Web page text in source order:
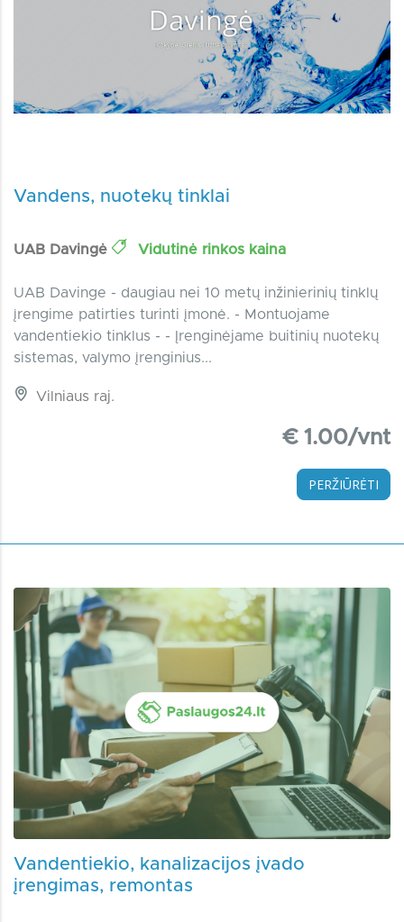
Vandens, nuotekų tinklai
UAB Davingė Vidutinė rinkos kaina
UAB Davinge - daugiau nei 10 metų inžinierinių tinklų
įrengime patirties turinti įmonė. - Montuojame
vandentiekio tinklus - - Įrenginėjame buitinių nuotekų
sistemas, valymo įrenginius...
Vilniaus raj.
€ 1.00/vnt
PERŽIŪRĖTI
Vandentiekio, kanalizacijos įvado
įrengimas, remontas